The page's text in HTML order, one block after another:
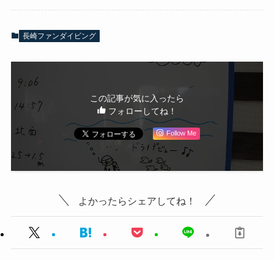
長崎ファンダイビング
この記事が気に入ったら
フォローしてね！
Follow Me
よかったらシェアしてね！